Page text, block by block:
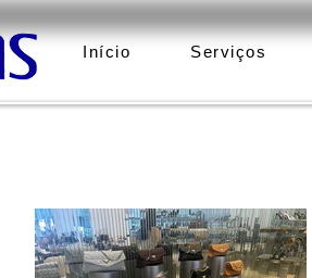
Início Serviços